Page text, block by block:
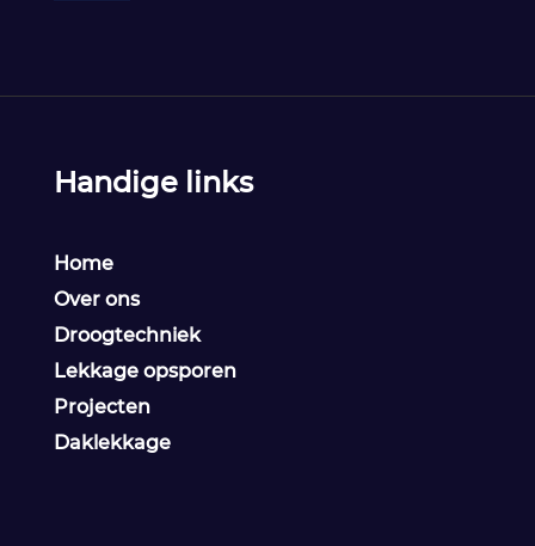
Handige links
Home
Over ons
Droogtechniek
Lekkage opsporen
Projecten
Daklekkage